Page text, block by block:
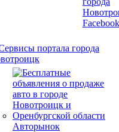
Авторынок